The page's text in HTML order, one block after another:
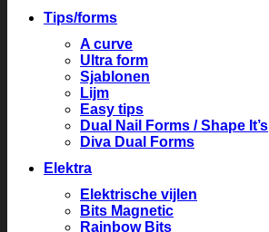
Tips/forms
A curve
Ultra form
Sjablonen
Lijm
Easy tips
Dual Nail Forms / Shape It’s
Diva Dual Forms
Elektra
Elektrische vijlen
Bits Magnetic
Rainbow Bits